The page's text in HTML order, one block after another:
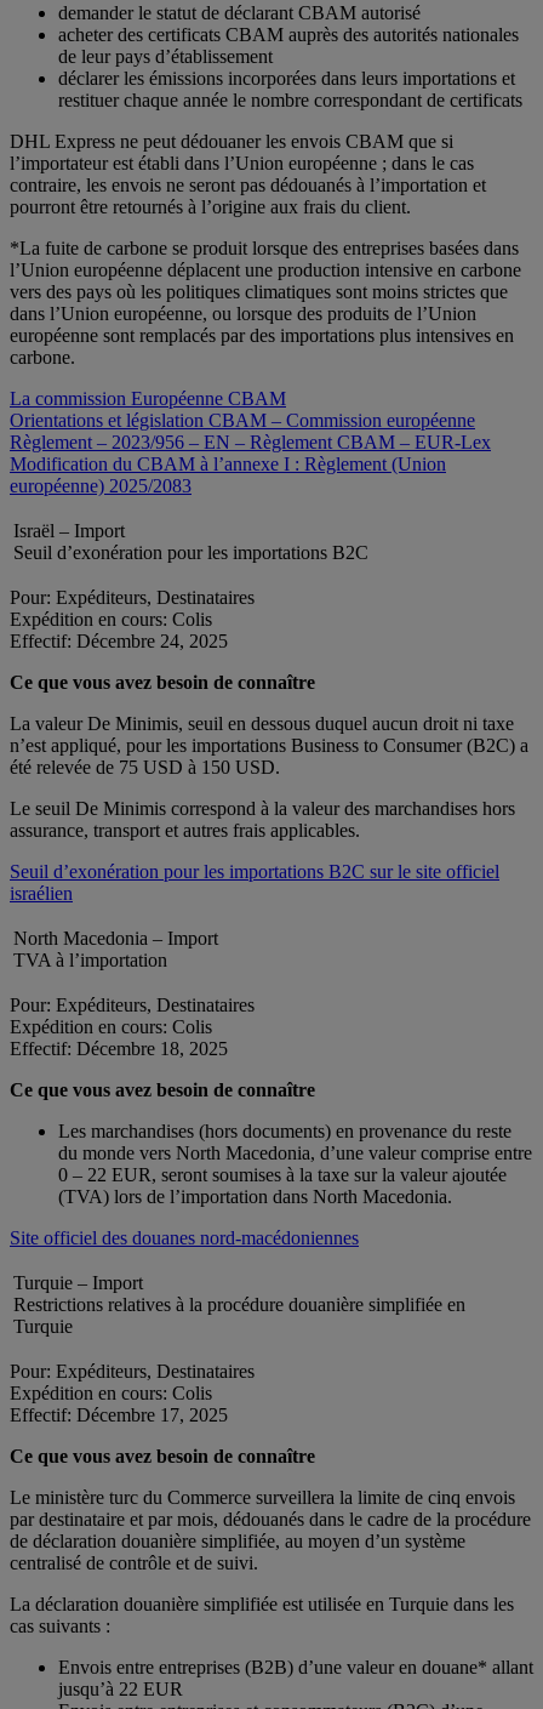
demander le statut de déclarant CBAM autorisé
acheter des certificats CBAM auprès des autorités nationales
de leur pays d’établissement
déclarer les émissions incorporées dans leurs importations et
restituer chaque année le nombre correspondant de certificats
DHL Express ne peut dédouaner les envois CBAM que si
l’importateur est établi dans l’Union européenne ; dans le cas
contraire, les envois ne seront pas dédouanés à l’importation et
pourront être retournés à l’origine aux frais du client.
*La fuite de carbone se produit lorsque des entreprises basées dans
l’Union européenne déplacent une production intensive en carbone
vers des pays où les politiques climatiques sont moins strictes que
dans l’Union européenne, ou lorsque des produits de l’Union
européenne sont remplacés par des importations plus intensives en
carbone.
La commission Européenne CBAM
Orientations et législation CBAM – Commission européenne
Règlement – 2023/956 – EN – Règlement CBAM – EUR-Lex
Modification du CBAM à l’annexe I : Règlement (Union
européenne) 2025/2083
Israël – Import
Seuil d’exonération pour les importations B2C
Pour: Expéditeurs, Destinataires
Expédition en cours: Colis
Effectif: Décembre 24, 2025
Ce que vous avez besoin de connaître
La valeur De Minimis, seuil en dessous duquel aucun droit ni taxe
n’est appliqué, pour les importations Business to Consumer (B2C) a
été relevée de 75 USD à 150 USD.
Le seuil De Minimis correspond à la valeur des marchandises hors
assurance, transport et autres frais applicables.
Seuil d’exonération pour les importations B2C sur le site officiel
israélien
North Macedonia – Import
TVA à l’importation
Pour: Expéditeurs, Destinataires
Expédition en cours: Colis
Effectif: Décembre 18, 2025
Ce que vous avez besoin de connaître
Les marchandises (hors documents) en provenance du reste
du monde vers North Macedonia, d’une valeur comprise entre
0 – 22 EUR, seront soumises à la taxe sur la valeur ajoutée
(TVA) lors de l’importation dans North Macedonia.
Site officiel des douanes nord-macédoniennes
Turquie – Import
Restrictions relatives à la procédure douanière simplifiée en
Turquie
Pour: Expéditeurs, Destinataires
Expédition en cours: Colis
Effectif: Décembre 17, 2025
Ce que vous avez besoin de connaître
Le ministère turc du Commerce surveillera la limite de cinq envois
par destinataire et par mois, dédouanés dans le cadre de la procédure
de déclaration douanière simplifiée, au moyen d’un système
centralisé de contrôle et de suivi.
La déclaration douanière simplifiée est utilisée en Turquie dans les
cas suivants :
Envois entre entreprises (B2B) d’une valeur en douane* allant
jusqu’à 22 EUR